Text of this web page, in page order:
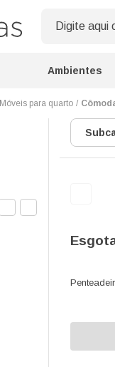
Ambientes
Móveis para quarto